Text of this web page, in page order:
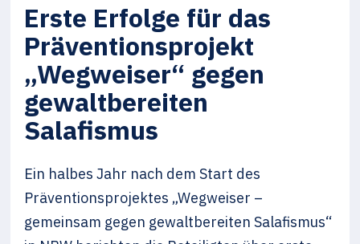
Erste Erfolge für das
Präventionsprojekt
„Wegweiser“ gegen
gewaltbereiten
Salafismus
Ein halbes Jahr nach dem Start des
Präventionsprojektes „Wegweiser –
gemeinsam gegen gewaltbereiten Salafismus“